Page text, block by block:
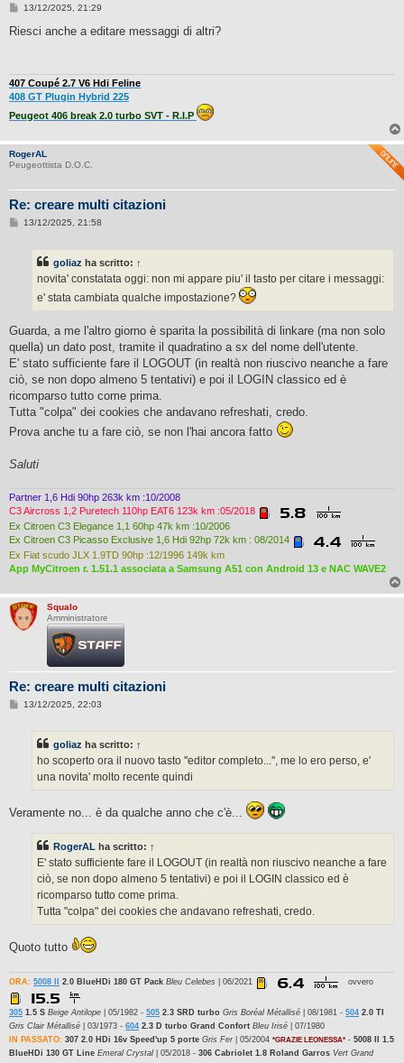
M
s
i
o
13/12/2025, 21:29
Riesci anche a editare messaggi di altri?
407 Coupé 2.7 V6 Hdi Feline
408 GT Plugin Hybrid 225
Peugeot 406 break 2.0 turbo SVT - R.I.P
RogerAL
Peugeottista D.O.C.
Re: creare multi citazioni
M13/12/2025, 21:58
goliaz ha scritto: ↑
novita' constatata oggi: non mi appare piu' il tasto per citare i messaggi:
e' stata cambiata qualche impostazione?
Guarda, a me l'altro giorno è sparita la possibilità di linkare (ma non solo
quella) un dato post, tramite il quadratino a sx del nome dell'utente.
E' stato sufficiente fare il LOGOUT (in realtà non riuscivo neanche a fare
ciò, se non dopo almeno 5 tentativi) e poi il LOGIN classico ed è
ricomparso tutto come prima.
Tutta "colpa" dei cookies che andavano refreshati, credo.
Prova anche tu a fare ciò, se non l'hai ancora fatto
Saluti
Partner 1,6 Hdi 90hp 263k km :10/2008
C3 Aircross 1,2 Puretech 110hp EAT6 123k km :05/2018
Ex Citroen C3 Elegance 1,1 60hp 47k km :10/2006
Ex Citroen C3 Picasso Exclusive 1,6 Hdi 92hp 72k km : 08/2014
Ex Fiat scudo JLX 1.9TD 90hp :12/1996 149k km
App MyCitroen r. 1.51.1 associata a Samsung A51 con Android 13 e NAC WAVE2
Squalo
Amministratore
Re: creare multi citazioni
M13/12/2025, 22:03
goliaz ha scritto: ↑
ho scoperto ora il nuovo tasto ''editor completo...'', me lo ero perso, e'
una novita' molto recente quindi
Veramente no... è da qualche anno che c'è...
RogerAL ha scritto: ↑
E' stato sufficiente fare il LOGOUT (in realtà non riuscivo neanche a fare
ciò, se non dopo almeno 5 tentativi) e poi il LOGIN classico ed è
ricomparso tutto come prima.
Tutta "colpa" dei cookies che andavano refreshati, credo.
Quoto tutto
ORA: 5008 II 2.0 BlueHDi 180 GT Pack Bleu Celebes | 06/2021 ovvero
305 1.5 S Beige Antilope | 05/1982 - 505 2.3 SRD turbo Gris Boréal Métallisé | 08/1981 - 504 2.0 TI
Gris Clair Métallisé | 03/1973 - 604 2.3 D turbo Grand Confort Bleu Irisé | 07/1980
IN PASSATO: 307 2.0 HDi 16v Speed'up 5 porte Gris Fer| 05/2004 *GRAZIE LEONESSA* - 5008 II 1.5
BlueHDi 130 GT Line Emeral Crystal | 05/2018 - 306 Cabriolet 1.8 Roland Garros Vert Grand